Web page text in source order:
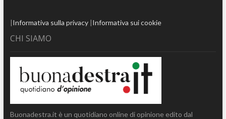
|Informativa sulla privacy|Informativa sui cookie
CHI SIAMO
Buonadestra.it è un quotidiano online di opinione edito dal